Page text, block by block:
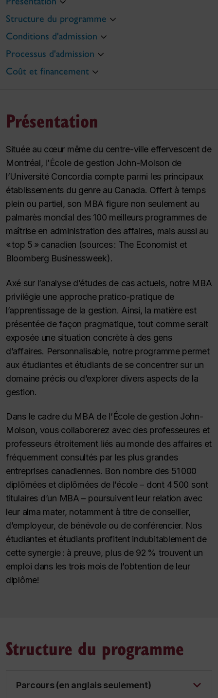
Structure du programme
Conditions d'admission
Processus d'admission
Coût et financement
Présentation
Située au cœur même du centre-ville effervescent de
Montréal, l’École de gestion John-Molson de
l’Université Concordia compte parmi les principaux
établissements du genre au Canada. Offert à temps
plein ou partiel, son MBA figure non seulement au
palmarès mondial des 100 meilleurs programmes de
maîtrise en administration des affaires, mais aussi au
« top 5 » canadien (sources : The Economistet
Bloomberg Businessweek).
Axé sur l’analyse d’études de cas actuels, notre MBA
privilégie une approche pratico-pratique de
l’apprentissage de la gestion. Ainsi, la matière est
présentée de façon pragmatique, tout comme serait
exposée une situation concrète à des gens
d’affaires. Personnalisable, notre programme permet
aux étudiantes et étudiants de se concentrer sur un
domaine précis ou d’explorer divers aspects de la
gestion.
Dans le cadre du MBA de l’École de gestion John-
Molson, vous collaborerez avec des professeures et
professeurs étroitement liés au monde des affaires et
fréquemment consultés par les plus grandes
entreprises canadiennes. Bon nombre des 51 000
diplômées et diplômées de l’école – dont 4 500 sont
titulaires d’un MBA – poursuivent leur relation avec
leur alma mater, notamment à titre de conseiller,
d’employeur, de bénévole ou de conférencier. Nos
étudiantes et étudiants profitent indubitablement de
cette synergie : à preuve, plus de 92 % trouvent un
emploi dans les trois mois de l’obtention de leur
diplôme!
Structure du programme
Parcours (en anglais seulement)